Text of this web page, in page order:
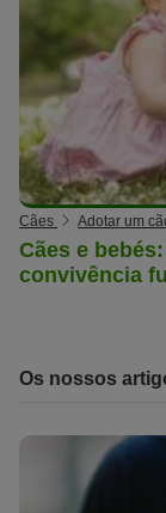
Cães Adotar um
Cães e
convivência
Os nossos